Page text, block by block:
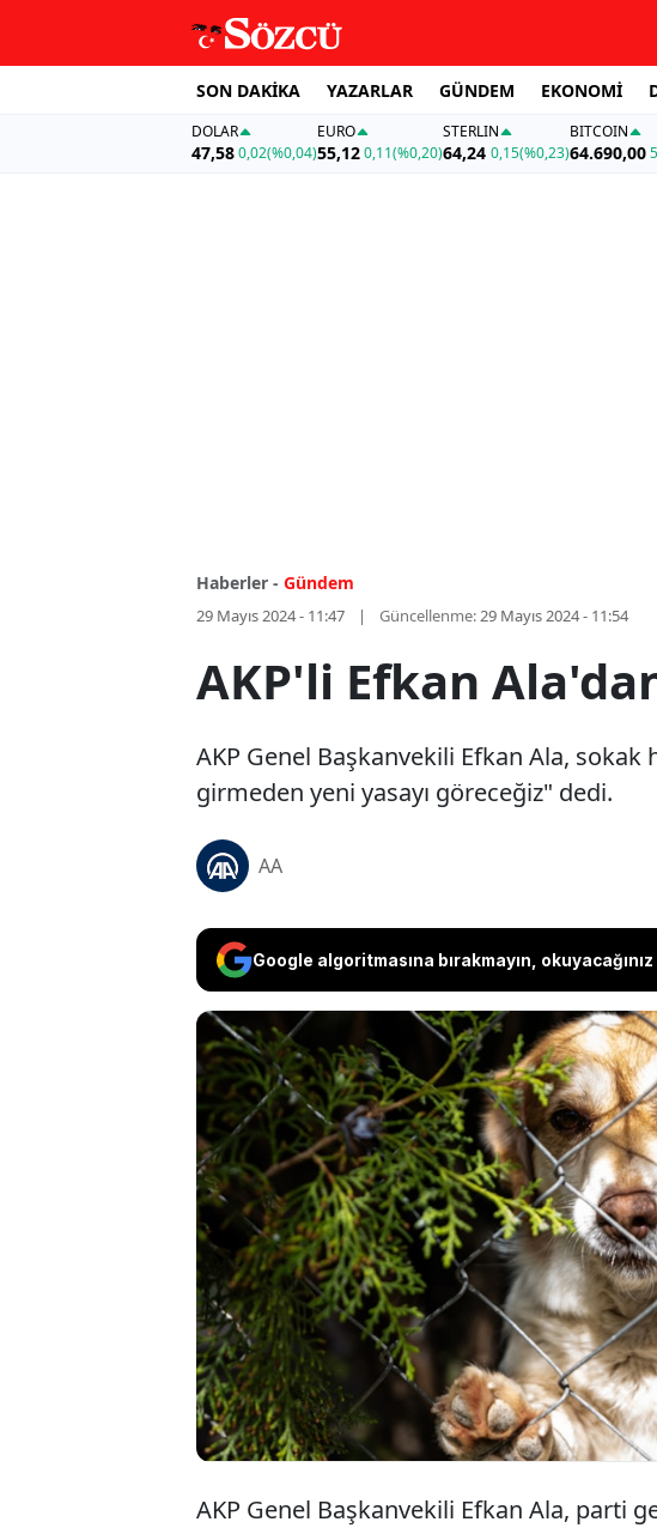
SON DAKİKA YAZARLAR GÜNDEM EKONOMİ
DOLAR
47,580,02(%0,04)
EURO
55,12 0,11(%0,20)
STERLIN
64,24 0,15(%0,23)
BITCOIN
64.690,00
Haberler - Gündem
29 Mayıs 2024 - 11:47 Güncellenme:29 Mayıs 2024 - 11:54
AKP'li Efkan
AKP Genel Başkanvekili Efkan Ala,
girmeden yeni yasayı göreceğiz" dedi.
AA
Google algoritmasına bırakmayın,
AKP Genel
ilişkin
girmeden yeni
AKP Genel Başkanvekili Efkan Ala, parti